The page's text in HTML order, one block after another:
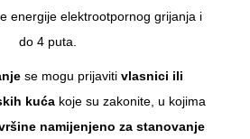
energije elektrootpornog grijanja i
do 4 puta.
se mogu prijaviti vlasnici ili
kuća koje su zakonite, u kojima
namijenjeno za stanovanje